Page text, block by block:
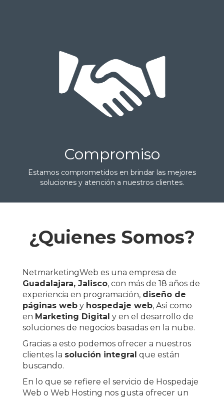
Compromiso
Estamos comprometidos en brindar las mejores
soluciones y atención a nuestros clientes.
¿Quienes Somos?
NetmarketingWeb es una empresa de
Guadalajara, Jalisco, con más de 18 años de
experiencia en programación, diseño de
páginas web y hospedaje web, Así como
en Marketing Digital y en el desarrollo de
soluciones de negocios basadas en la nube.
Gracias a esto podemos ofrecer a nuestros
clientes la solución integral que están
buscando.
En lo que se refiere el servicio de Hospedaje
Web o Web Hosting nos gusta ofrecer un